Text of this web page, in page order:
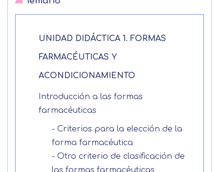
UNIDAD DIDÁCTICA 1. FORMAS
FARMACÉUTICAS Y
ACONDICIONAMIENTO
Introducción a las formas
farmacéuticas
- Criterios para la elección de la
forma farmacéutica
- Otro criterio de clasificación de
las formas farmacéuticas